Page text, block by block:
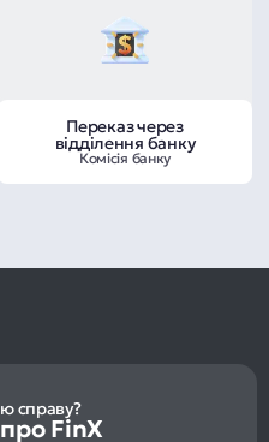
Комісія банку
Переказ через
відділення банку
справу?
FinX